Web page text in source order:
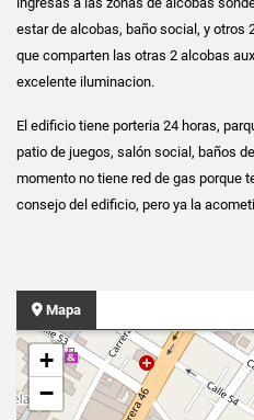
estar de alcobas, baño social, y otros
que comparten las otras 2 alcobas
excelente iluminacion.
El edificio tiene porteria 24 horas,
patio de juegos, salón social, baños
momento no tiene red de gas porque
consejo del edificio, pero ya la
Mapa
+
−